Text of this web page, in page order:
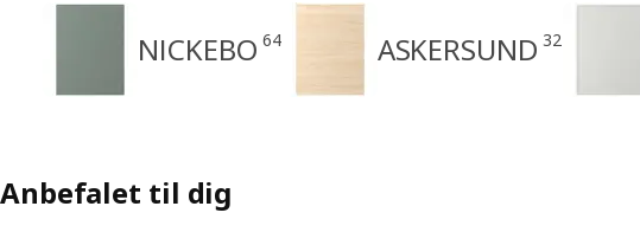
NICKEBO 64 ASKERSUND 32
Anbefalet til dig